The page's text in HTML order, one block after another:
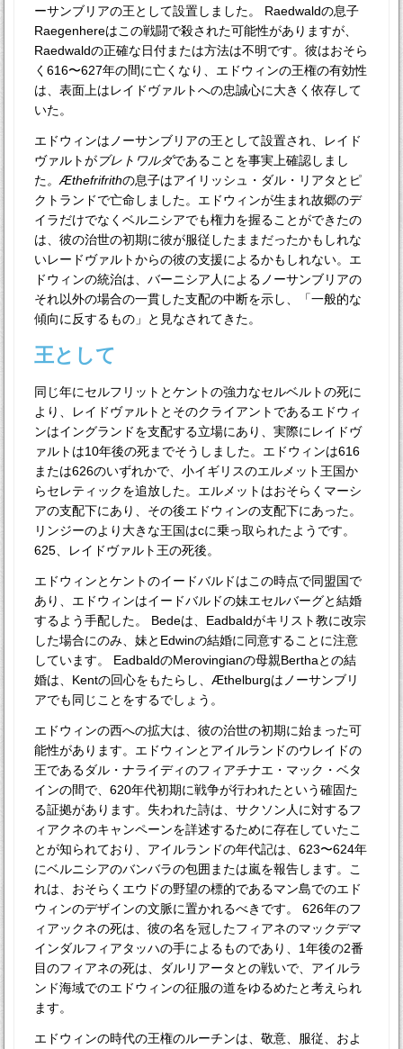
ーサンブリアの王として設置しました。 Raedwaldの息子
Raegenhereはこの戦闘で殺された可能性がありますが、
Raedwaldの正確な日付または方法は不明です。彼はおそら
く616〜627年の間に亡くなり、エドウィンの王権の有効性
は、表面上はレイドヴァルトへの忠誠心に大きく依存して
いた。
エドウィンはノーサンブリアの王として設置され、レイド
ヴァルトがブレトワルダであることを事実上確認しまし
た。Æthefrifrithの息子はアイリッシュ・ダル・リアタとピ
クトランドで亡命しました。エドウィンが生まれ故郷のデ
イラだけでなくベルニシアでも権力を握ることができたの
は、彼の治世の初期に彼が服従したままだったかもしれな
いレードヴァルトからの彼の支援によるかもしれない。エ
ドウィンの統治は、バーニシア人によるノーサンブリアの
それ以外の場合の一貫した支配の中断を示し、「一般的な
傾向に反するもの」と見なされてきた。
王として
同じ年にセルフリットとケントの強力なセルベルトの死に
より、レイドヴァルトとそのクライアントであるエドウィ
ンはイングランドを支配する立場にあり、実際にレイドヴ
ァルトは10年後の死までそうしました。エドウィンは616
または626のいずれかで、小イギリスのエルメット王国か
らセレティックを追放した。エルメットはおそらくマーシ
アの支配下にあり、その後エドウィンの支配下にあった。
リンジーのより大きな王国はcに乗っ取られたようです。
625、レイドヴァルト王の死後。
エドウィンとケントのイードバルドはこの時点で同盟国で
あり、エドウィンはイードバルドの妹エセルバーグと結婚
するよう手配した。 Bedeは、Eadbaldがキリスト教に改宗
した場合にのみ、妹とEdwinの結婚に同意することに注意
しています。 EadbaldのMerovingianの母親Berthaとの結
婚は、Kentの回心をもたらし、Æthelburgはノーサンブリ
アでも同じことをするでしょう。
エドウィンの西への拡大は、彼の治世の初期に始まった可
能性があります。エドウィンとアイルランドのウレイドの
王であるダル・ナライディのフィアチナエ・マック・ベタ
インの間で、620年代初期に戦争が行われたという確固た
る証拠があります。失われた詩は、サクソン人に対するフ
ィアクネのキャンペーンを詳述するために存在していたこ
とが知られており、アイルランドの年代記は、623〜624年
にベルニシアのバンバラの包囲または嵐を報告します。こ
れは、おそらくエウドの野望の標的であるマン島でのエド
ウィンのデザインの文脈に置かれるべきです。 626年のフ
ィアックネの死は、彼の名を冠したフィアネのマックデマ
インダルフィアタッハの手によるものであり、1年後の2番
目のフィアネの死は、ダルリアータとの戦いで、アイルラ
ンド海域でのエドウィンの征服の道をゆるめたと考えられ
ます。
エドウィンの時代の王権のルーチンは、敬意、服従、およ